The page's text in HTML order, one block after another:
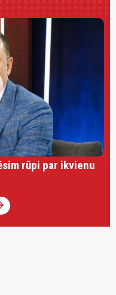
rūpi par ikvienu